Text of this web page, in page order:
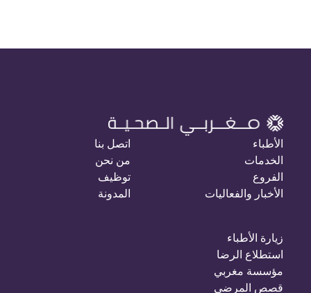
الأطباء
الخدمات
الفروع
الأخبار والفعاليات
اتصل بنا
من نحن
توظيف
المدونة
زيارة الأطباء
استطلاع الرضا
مؤسسة مغربي
قصص المرضى